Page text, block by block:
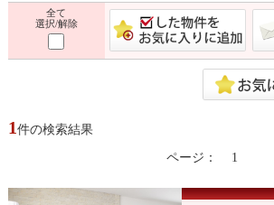
全て
選択/解除
1件の検索結果
ページ：
1